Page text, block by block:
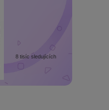
8 tisíc sledujících